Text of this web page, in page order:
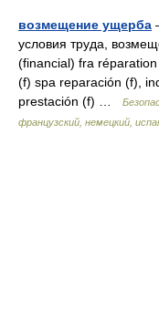
возмещение ущерба
условия труда,
(financial) fra
(f) spa reparación (f),
prestación (f) …
французский, немецкий,